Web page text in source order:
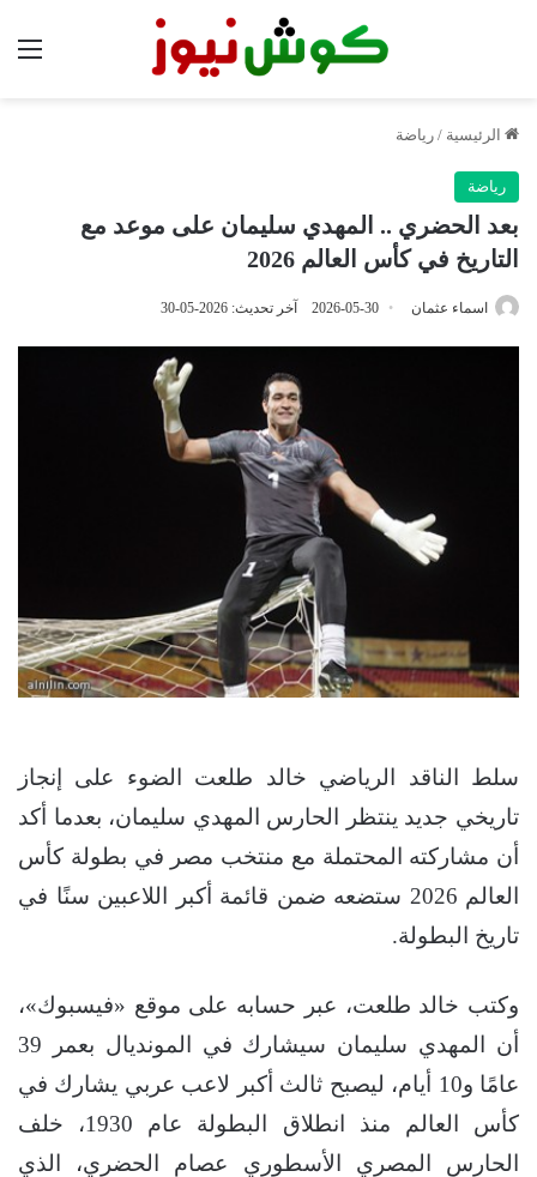
الرئيسية / رياضة
رياضة
بعد الحضري .. المهدي سليمان على موعد مع
التاريخ في كأس العالم 2026
اسماء عثمان 2026-05-30 آخر تحديث: 2026-05-30
سلط الناقد الرياضي خالد طلعت الضوء على إنجاز
تاريخي جديد ينتظر الحارس المهدي سليمان، بعدما أكد
أن مشاركته المحتملة مع منتخب مصر في بطولة كأس
العالم 2026 ستضعه ضمن قائمة أكبر اللاعبين سنًا في
تاريخ البطولة.
وكتب خالد طلعت، عبر حسابه على موقع «فيسبوك»،
أن المهدي سليمان سيشارك في المونديال بعمر 39
عامًا و10 أيام، ليصبح ثالث أكبر لاعب عربي يشارك في
كأس العالم منذ انطلاق البطولة عام 1930، خلف
الحارس المصري الأسطوري عصام الحضري، الذي